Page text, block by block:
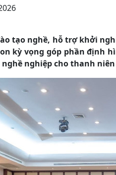
tạo nghề, hỗ trợ khởi
kỳ vọng góp phần định
nghiệp cho thanh